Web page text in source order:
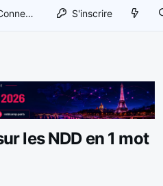
S'inscrire
les NDD en 1 mot